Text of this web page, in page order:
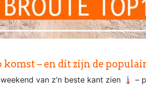
– en dit zijn de
van z’n beste kant zien 🌡️ –